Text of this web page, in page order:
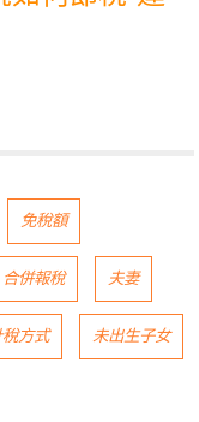
免稅額
合併報稅 夫妻
稅方式 未出生子女